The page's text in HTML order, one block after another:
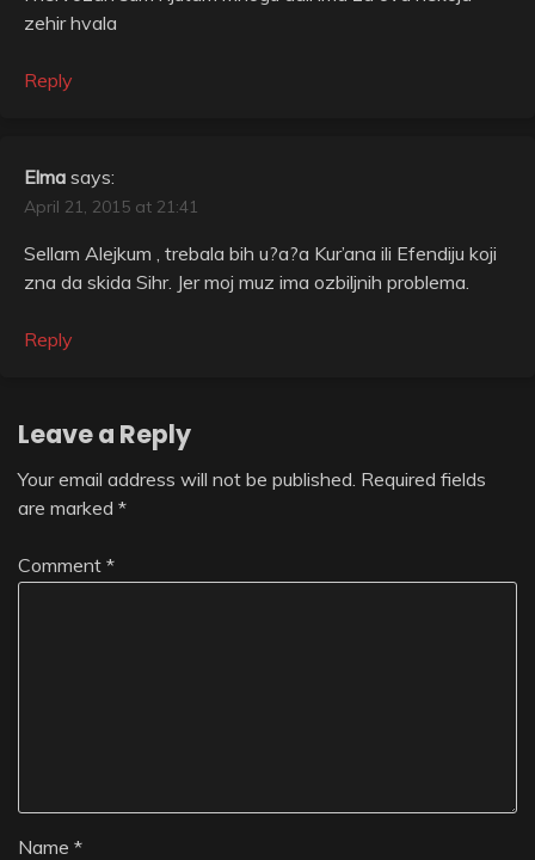
zehir hvala
Reply
Elma says:
April 21, 2015 at 21:41
Sellam Alejkum , trebala bih u?a?a Kur’ana ili Efendiju koji
zna da skida Sihr. Jer moj muz ima ozbiljnih problema.
Reply
Leave a Reply
Your email address will not be published. Required fields
are marked *
Comment *
Name *